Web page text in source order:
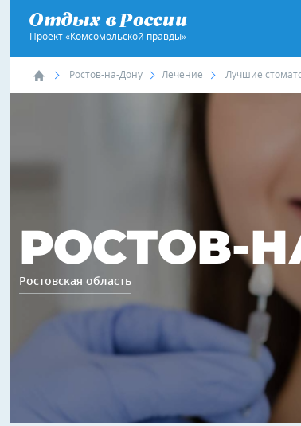
Проект «Комсомольской правды»
Ростов-на-Дону Лечение Лучшие
РОСТОВ-
Ростовская область